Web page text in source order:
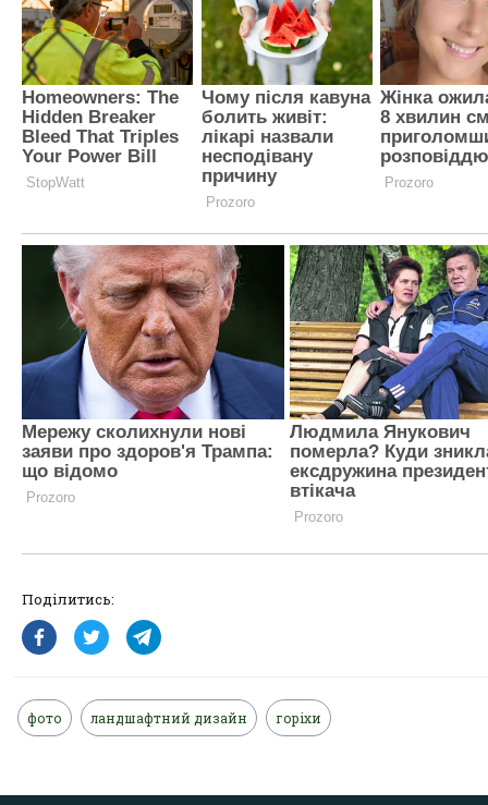
Поділитись:
фото ландшафтний дизайн горіхи